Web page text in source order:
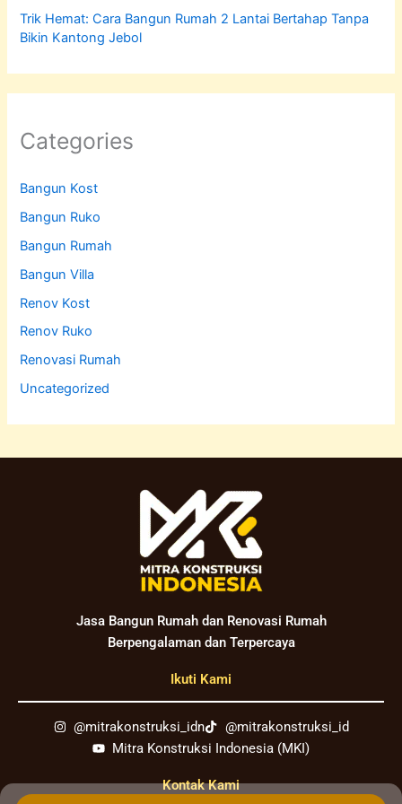
Trik Hemat: Cara Bangun Rumah 2 Lantai Bertahap Tanpa
Bikin Kantong Jebol
Categories
Bangun Kost
Bangun Ruko
Bangun Rumah
Bangun Villa
Renov Kost
Renov Ruko
Renovasi Rumah
Uncategorized
Jasa Bangun Rumah dan Renovasi Rumah
Berpengalaman dan Terpercaya
Ikuti Kami
@mitrakonstruksi_idn
@mitrakonstruksi_id
Mitra Konstruksi Indonesia (MKI)
Kontak Kami